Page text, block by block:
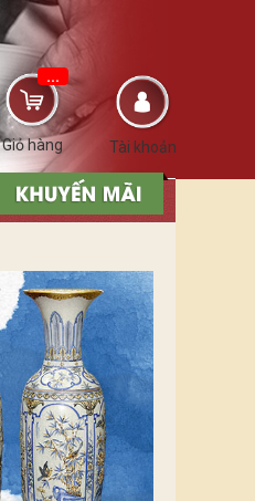
Tài khoản
Giỏ hàng
...